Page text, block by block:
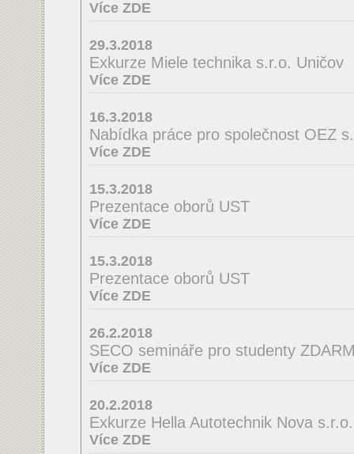
Více ZDE
29.3.2018
Exkurze Miele technika s.r.o. Uničov
Více ZDE
16.3.2018
Nabídka práce pro společnost OEZ
Více ZDE
15.3.2018
Prezentace oborů UST
Více ZDE
15.3.2018
Prezentace oborů UST
Více ZDE
26.2.2018
SECO semináře pro studenty
Více ZDE
20.2.2018
Exkurze Hella Autotechnik Nova
Více ZDE